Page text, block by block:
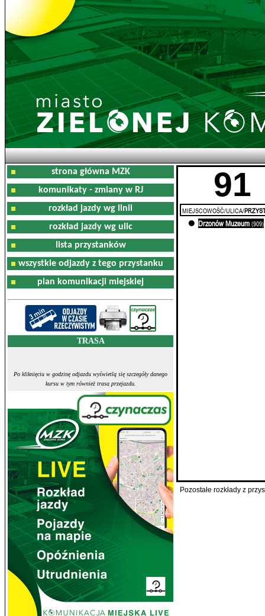
strona główna MZK
komunikaty - zmiany w RJ
rozkład jazdy wg linii
rozkład jazdy wg ulic
lista przystanków
wszystkie odjazdy z tego przystanku
plan komunikacji miejskiej
TRASA
Po kliknięciu w godzinę odjazdu wyświetlą się szczegóły danego
kursu w tym również trasa przejazdu.
91
MIEJSCOWOŚĆ/ULICA/
Drzonów Muzeum (909)
Pozostałe rozkłady z